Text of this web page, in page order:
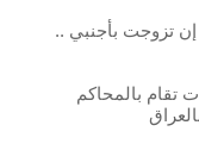
إن تزوجت بأجنبي ..
تقام بالمحاكم